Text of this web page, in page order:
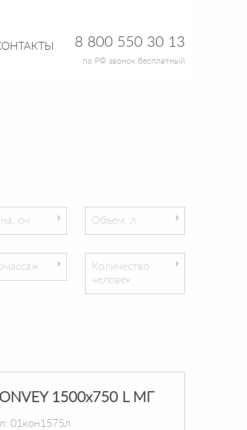
8 800 550 30 13
по РФ звонок бесплатный
см Объем, л
Количество
человек
1500х750 L МГ
01кон1575л